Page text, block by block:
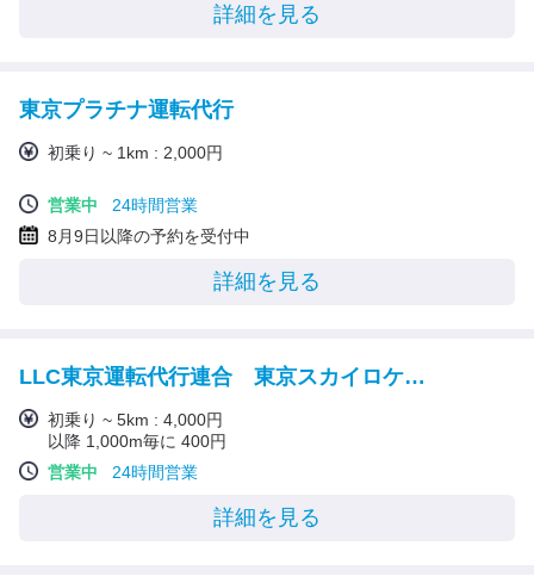
詳細を見る
東京プラチナ運転代行
初乗り ~ 1km : 2,000円
営業中
24時間営業
8月9日以降の予約を受付中
詳細を見る
LLC東京運転代行連合 東京スカイロケット代行
初乗り ~ 5km : 4,000円
以降 1,000m毎に 400円
営業中
24時間営業
詳細を見る